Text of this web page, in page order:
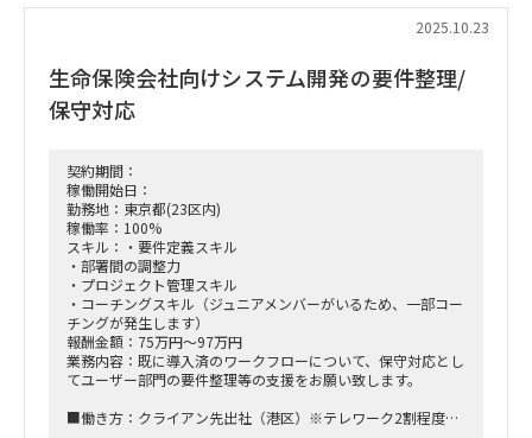
2025.10.23
生命保険会社向けシステム開発の要件整理/
保守対応
契約期間：
稼働開始日：
勤務地：東京都(23区内)
稼働率：100%
スキル：・要件定義スキル
・部署間の調整力
・プロジェクト管理スキル
・コーチングスキル（ジュニアメンバーがいるため、一部コー
チングが発生します）
報酬金額：75万円～97万円
業務内容：既に導入済のワークフローについて、保守対応とし
てユーザー部門の要件整理等の支援をお願い致します。
■働き方：クライアン先出社（港区）※テレワーク2割程度可